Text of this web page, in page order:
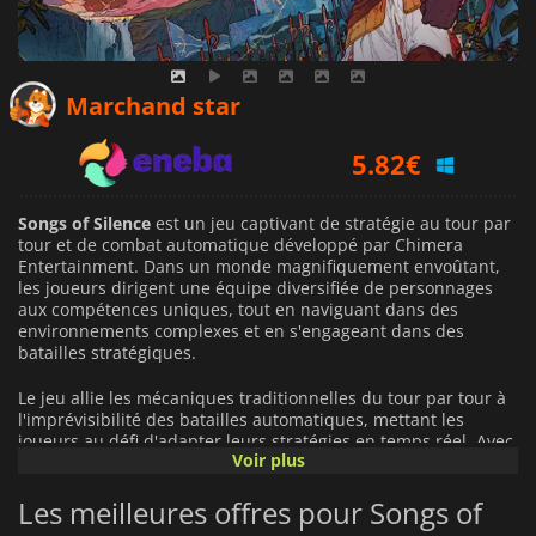
Marchand star
5.82€
7.29€
Songs of Silence est un jeu captivant de stratégie au tour par
tour et de combat automatique développé par Chimera
Entertainment. Dans un monde magnifiquement envoûtant,
les joueurs dirigent une équipe diversifiée de personnages
aux compétences uniques, tout en naviguant dans des
environnements complexes et en s'engageant dans des
batailles stratégiques.
Le jeu allie les mécaniques traditionnelles du tour par tour à
l'imprévisibilité des batailles automatiques, mettant les
joueurs au défi d'adapter leurs stratégies en temps réel. Avec
des graphismes époustouflants inspirés de l'Art nouveau et
joueurs sont entraînés dans un récit riche en profondeur
tactique.
Voir plus
Les meilleures offres pour Songs of